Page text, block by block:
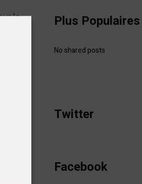
le
Plus Populaires
No shared posts
Twitter
Facebook